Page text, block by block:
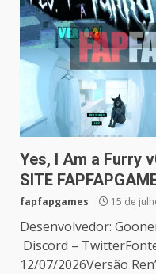
Yes, I Am a Furry
SITE
fapfapgames 15 de
Desenvolvedor:
Discord –
12/07/2026Versão